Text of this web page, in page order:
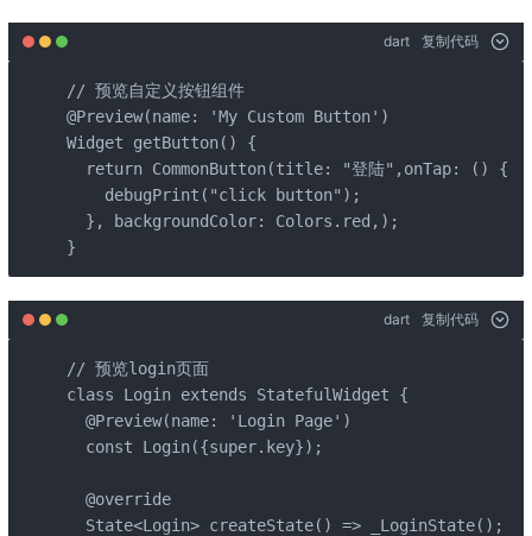
dart 复制代码
// 预览自定义按钮组件
@Preview(name: 'My Custom Button')
Widget getButton() {
  return CommonButton(title: "登陆",onTap: () {
    debugPrint("click button");
  }, backgroundColor: Colors.red,);
}
dart 复制代码
// 预览login页面
class Login extends StatefulWidget {
  @Preview(name: 'Login Page')
  const Login({super.key});
  @override
  State<Login> createState() => _LoginState();